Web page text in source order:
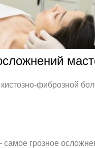
фиброзной
самое грозное